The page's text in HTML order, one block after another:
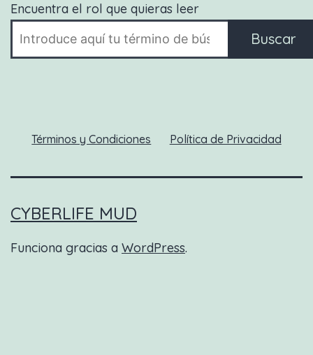
Encuentra el rol que quieras leer
Buscar
Términos y Condiciones Política de Privacidad
CYBERLIFE MUD
Funciona gracias a WordPress.